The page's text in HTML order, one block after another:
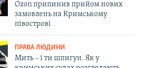
Ozon припинив прийом нових
замовлень на Кримському
півострові
ПРАВА ЛЮДИНИ
Мить – і ти шпигун. Як у